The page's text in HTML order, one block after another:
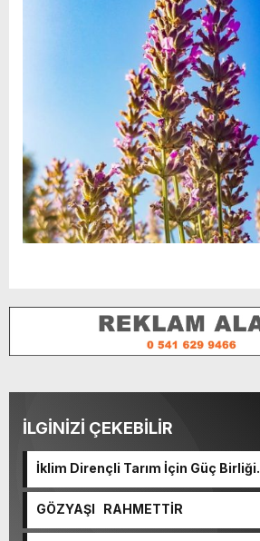
İLGİNİZİ ÇEKEBİLİR
İklim Dirençli Tarım İçin Güç Birliği.
GÖZYAŞI RAHMETTİR